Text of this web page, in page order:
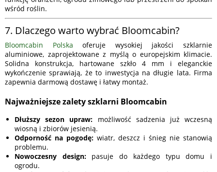
wśród roślin.
7. Dlaczego warto wybrać Bloomcabin?
Bloomcabin Polska oferuje wysokiej jakości szklarnie
aluminiowe, zaprojektowane z myślą o europejskim klimacie.
Solidna konstrukcja, hartowane szkło 4 mm i eleganckie
wykończenie sprawiają, że to inwestycja na długie lata. Firma
zapewnia darmową dostawę i łatwy montaż.
Najważniejsze zalety szklarni Bloomcabin
Dłuższy sezon upraw: możliwość sadzenia już wczesną
wiosną i zbiorów jesienią.
Odporność na pogodę: wiatr, deszcz i śnieg nie stanowią
problemu.
Nowoczesny design:pasuje do każdego typu domu i
ogrodu.